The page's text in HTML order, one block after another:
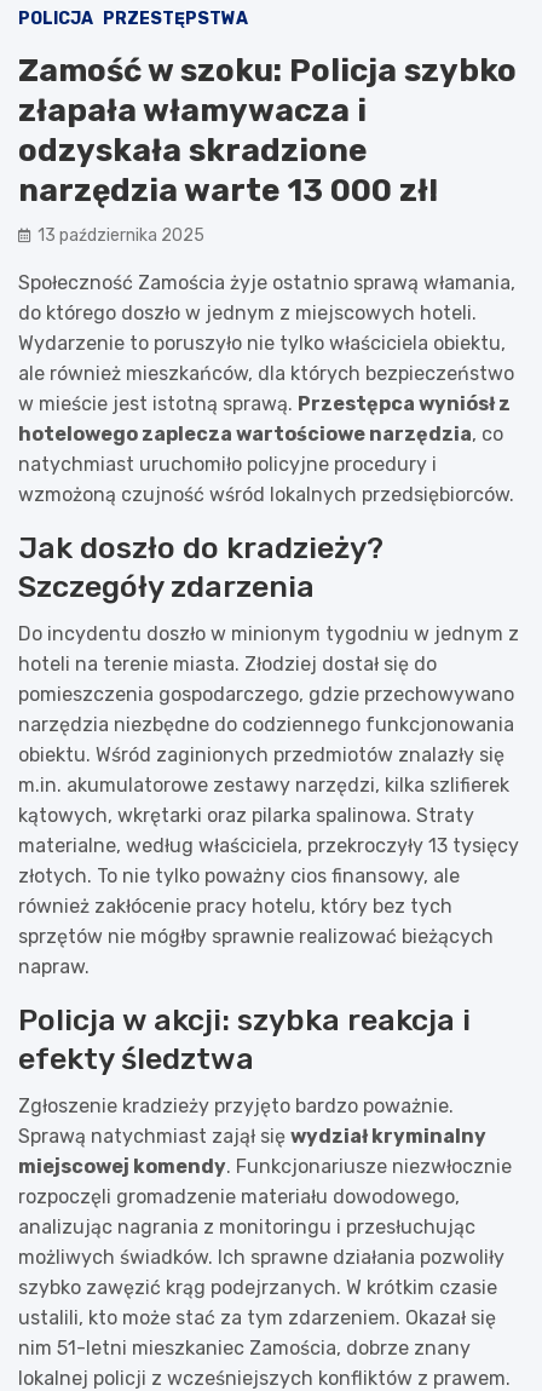
POLICJA PRZESTĘPSTWA
Zamość w szoku: Policja szybko
złapała włamywacza i
odzyskała skradzione
narzędzia warte 13 000 zł!
13 października 2025
Społeczność Zamościa żyje ostatnio sprawą włamania,
do którego doszło w jednym z miejscowych hoteli.
Wydarzenie to poruszyło nie tylko właściciela obiektu,
ale również mieszkańców, dla których bezpieczeństwo
w mieście jest istotną sprawą. Przestępca wyniósł z
hotelowego zaplecza wartościowe narzędzia, co
natychmiast uruchomiło policyjne procedury i
wzmożoną czujność wśród lokalnych przedsiębiorców.
Jak doszło do kradzieży?
Szczegóły zdarzenia
Do incydentu doszło w minionym tygodniu w jednym z
hoteli na terenie miasta. Złodziej dostał się do
pomieszczenia gospodarczego, gdzie przechowywano
narzędzia niezbędne do codziennego funkcjonowania
obiektu. Wśród zaginionych przedmiotów znalazły się
m.in. akumulatorowe zestawy narzędzi, kilka szlifierek
kątowych, wkrętarki oraz pilarka spalinowa. Straty
materialne, według właściciela, przekroczyły 13 tysięcy
złotych. To nie tylko poważny cios finansowy, ale
również zakłócenie pracy hotelu, który bez tych
sprzętów nie mógłby sprawnie realizować bieżących
napraw.
Policja w akcji: szybka reakcja i
efekty śledztwa
Zgłoszenie kradzieży przyjęto bardzo poważnie.
Sprawą natychmiast zajął się wydział kryminalny
miejscowej komendy. Funkcjonariusze niezwłocznie
rozpoczęli gromadzenie materiału dowodowego,
analizując nagrania z monitoringu i przesłuchując
możliwych świadków. Ich sprawne działania pozwoliły
szybko zawęzić krąg podejrzanych. W krótkim czasie
ustalili, kto może stać za tym zdarzeniem. Okazał się
nim 51-letni mieszkaniec Zamościa, dobrze znany
lokalnej policji z wcześniejszych konfliktów z prawem.